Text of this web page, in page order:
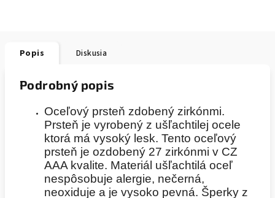
Popis Diskusia
Podrobný popis
Oceľový prsteň zdobený zirkónmi.
Prsteň je vyrobený z ušľachtilej ocele
ktorá má vysoký lesk. Tento oceľový
prsteň je ozdobený 27 zirkónmi v CZ
AAA kvalite. Materiál ušľachtilá oceľ
nespôsobuje alergie, nečerná,
neoxiduje a je vysoko pevná. Šperky z